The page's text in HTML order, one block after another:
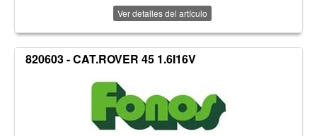
Ver detalles del artículo
820603 - CAT.ROVER 45 1.6I16V